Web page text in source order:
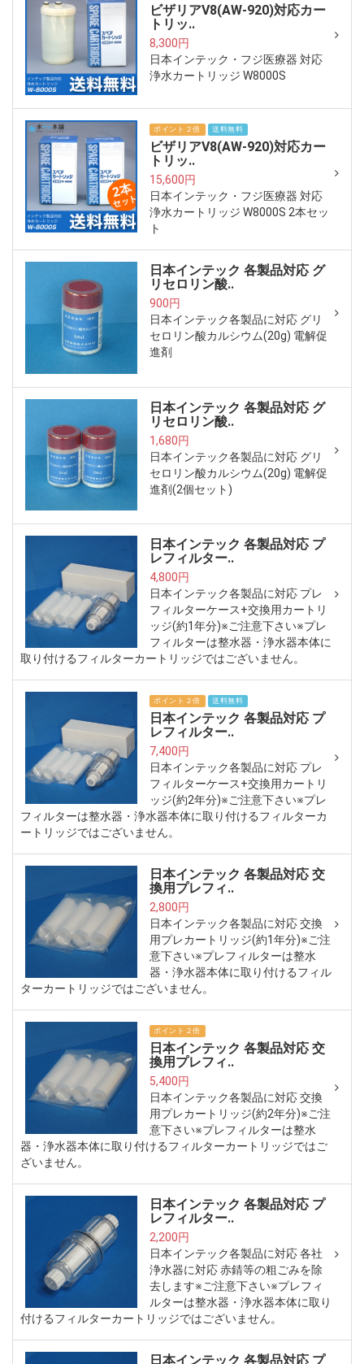
ビザリアV8(AW-920)対応カー
トリッ..
8,300円
日本インテック・フジ医療器 対応
浄水カートリッジ W8000S
ポイント２倍 送料無料
ビザリアV8(AW-920)対応カー
トリッ..
15,600円
日本インテック・フジ医療器 対応
浄水カートリッジ W8000S 2本セッ
ト
日本インテック 各製品対応 グ
リセロリン酸..
900円
日本インテック各製品に対応 グリ
セロリン酸カルシウム(20g) 電解促
進剤
日本インテック 各製品対応 グ
リセロリン酸..
1,680円
日本インテック各製品に対応 グリ
セロリン酸カルシウム(20g) 電解促
進剤(2個セット)
日本インテック 各製品対応 プ
レフィルター..
4,800円
日本インテック各製品に対応 プレ
フィルターケース+交換用カートリ
ッジ(約1年分)※ご注意下さい※プレ
フィルターは整水器・浄水器本体に
取り付けるフィルターカートリッジではございません。
ポイント２倍 送料無料
日本インテック 各製品対応 プ
レフィルター..
7,400円
日本インテック各製品に対応 プレ
フィルターケース+交換用カートリ
ッジ(約2年分)※ご注意下さい※プレ
フィルターは整水器・浄水器本体に取り付けるフィルターカ
ートリッジではございません。
日本インテック 各製品対応 交
換用プレフィ..
2,800円
日本インテック各製品に対応 交換
用プレカートリッジ(約1年分)※ご注
意下さい※プレフィルターは整水
器・浄水器本体に取り付けるフィル
ターカートリッジではございません。
ポイント２倍
日本インテック 各製品対応 交
換用プレフィ..
5,400円
日本インテック各製品に対応 交換
用プレカートリッジ(約2年分)※ご注
意下さい※プレフィルターは整水
器・浄水器本体に取り付けるフィルターカートリッジではご
ざいません。
日本インテック 各製品対応 プ
レフィルター..
2,200円
日本インテック各製品に対応 各社
浄水器に対応 赤錆等の粗ごみを除
去します※ご注意下さい※プレフィ
ルターは整水器・浄水器本体に取り
付けるフィルターカートリッジではございません。
日本インテック 各製品対応 プ